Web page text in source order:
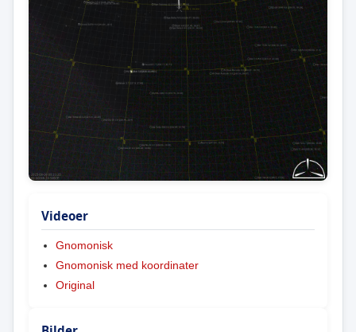
Videoer
Gnomonisk
Gnomonisk med koordinater
Original